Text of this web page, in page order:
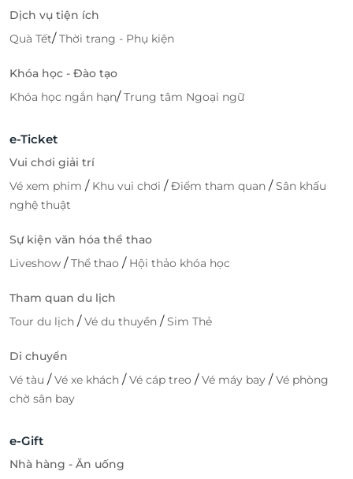
Dịch vụ tiện ích
Quà Tết/Thời trang - Phụ kiện
Khóa học - Đào tạo
Khóa học ngắn hạn/Trung tâm Ngoại ngữ
e-Ticket
Vui chơi giải trí
Vé xem phim / Khu vui chơi /Điểm tham quan /Sân khấu
nghệ thuật
Sự kiện văn hóa thể thao
Liveshow /Thể thao / Hội thảo khóa học
Tham quan du lịch
Tour du lịch /Vé du thuyền /Sim Thẻ
Di chuyển
Vé tàu /Vé xe khách /Vé cáp treo /Vé máy bay /Vé phòng
chờ sân bay
e-Gift
Nhà hàng - Ăn uống